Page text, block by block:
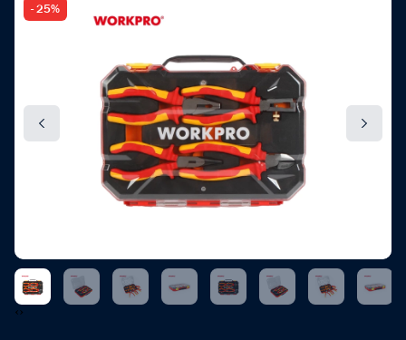
- 25%
‹›